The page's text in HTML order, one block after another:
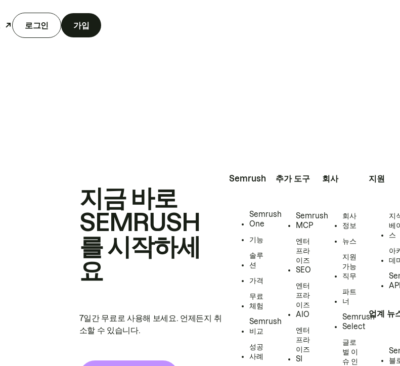
로그인 가입
지금 바로
SEMRUSH
를 시작하세
요
7일간 무료로 사용해 보세요. 언제든지 취
소할 수 있습니다.
Semrush
Semrush
One
기능
솔루
션
가격
무료
체험
Semrush
비교
성공
사례
추가 도구
Semrush
MCP
엔터
프라
이즈
SEO
엔터
프라
이즈
AIO
엔터
프라
이즈
SI
회사
회사
정보
뉴스
지원
가능
직무
파트
너
Semrush
Select
글로
벌 이
슈 인
지원
지
베
스
아
데
업계 뉴
블